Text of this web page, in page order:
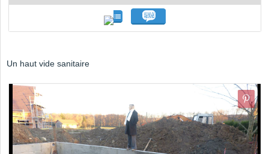
Un haut vide sanitaire